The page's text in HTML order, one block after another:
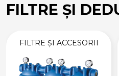
FILTRE ȘI
FILTRE ȘI ACCESORII